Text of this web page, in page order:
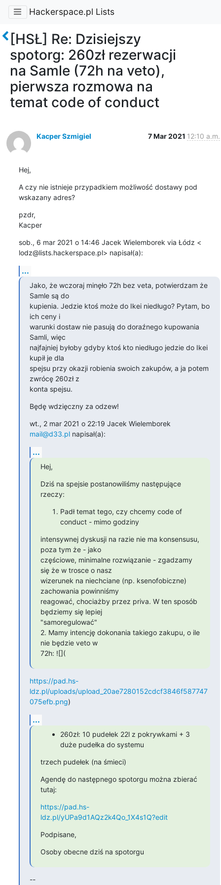
Hackerspace.pl Lists
[HSŁ] Re: Dzisiejszy
spotorg: 260zł rezerwacji
na Samle (72h na veto),
pierwsza rozmowa na
temat code of conduct
Kacper Szmigiel 7 Mar 2021 12:10 a.m.
Hej,
A czy nie istnieje przypadkiem możliwość dostawy pod
wskazany adres?
pzdr,
Kacper
sob., 6 mar 2021 o 14:46 Jacek Wielemborek via Łódz <
lodz@lists.hackerspace.pl> napisał(a):
...
Jako, że wczoraj minęło 72h bez veta, potwierdzam że
Samle są do
kupienia. Jedzie ktoś może do Ikei niedługo? Pytam, bo
ich ceny i
warunki dostaw nie pasują do doraźnego kupowania
Samli, więc
najfajniej byłoby gdyby ktoś kto niedługo jedzie do Ikei
kupił je dla
spejsu przy okazji robienia swoich zakupów, a ja potem
zwrócę 260zł z
konta spejsu.
Będę wdzięczny za odzew!
mail@d33.pl napisał(a):
...
Hej,
Dziś na spejsie postanowiliśmy następujące
rzeczy:
Padł temat tego, czy chcemy code of
conduct - mimo godziny
intensywnej dyskusji na razie nie ma konsensusu,
poza tym że - jako
częściowe, minimalne rozwiązanie - zgadzamy
się że w trosce o nasz
wizerunek na niechciane (np. ksenofobiczne)
zachowania powinniśmy
reagować, chociażby przez priva. W ten sposób
będziemy się lepiej
"samoregulować"
2. Mamy intencję dokonania takiego zakupu, o ile
nie będzie veto w
72h: ![](
https://pad.hs-
ldz.pl/uploads/upload_20ae7280152cdcf3846f587747
075efb.png)
...
260zł: 10 pudełek 22l z pokrywkami + 3
duże pudełka do systemu
trzech pudełek (na śmieci)
Agendę do następnego spotorgu można zbierać
tutaj:
https://pad.hs-
ldz.pl/yUPa9d1AQz2k4Qo_1X4s1Q?edit
Podpisane,
Osoby obecne dziś na spotorgu
--